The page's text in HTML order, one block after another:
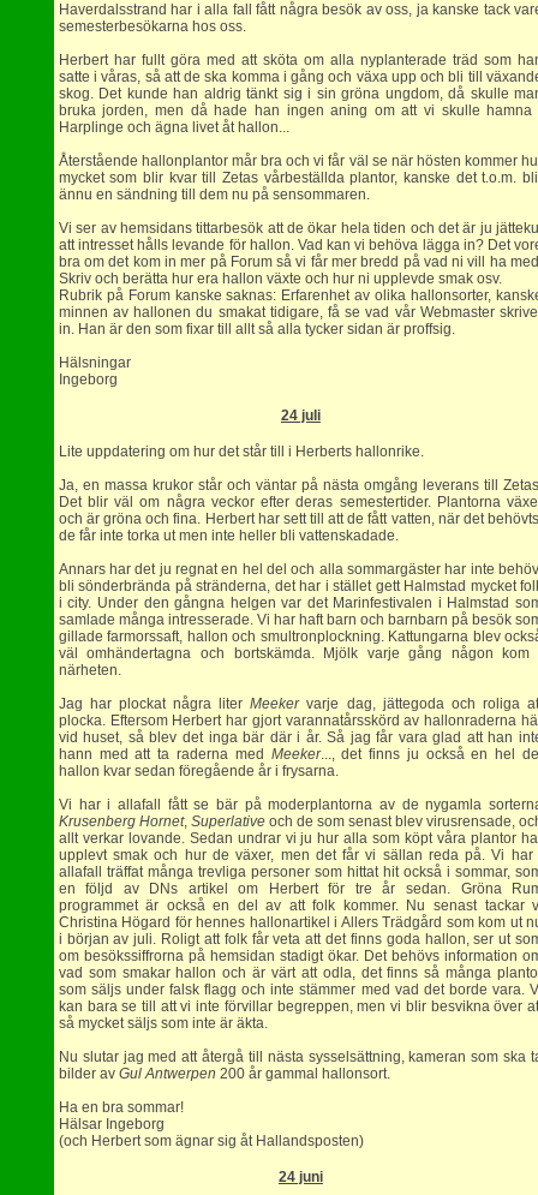
Haverdalsstrand har i alla fall fått några besök av oss, ja kanske tack
semesterbesökarna hos oss.
Herbert har fullt göra med att sköta om alla nyplanterade träd som
satte i våras, så att de ska komma i gång och växa upp och bli till
skog. Det kunde han aldrig tänkt sig i sin gröna ungdom, då skulle
bruka jorden, men då hade han ingen aning om att vi skulle hamna
Harplinge och ägna livet åt hallon...
Återstående hallonplantor mår bra och vi får väl se när hösten kommer
mycket som blir kvar till Zetas vårbeställda plantor, kanske det t.o.m.
ännu en sändning till dem nu på sensommaren.
Vi ser av hemsidans tittarbesök att de ökar hela tiden och det är ju
att intresset hålls levande för hallon. Vad kan vi behöva lägga in? Det
bra om det kom in mer på Forum så vi får mer bredd på vad ni vill ha
Skriv och berätta hur era hallon växte och hur ni upplevde smak osv.
Rubrik på Forum kanske saknas: Erfarenhet av olika hallonsorter,
minnen av hallonen du smakat tidigare, få se vad vår Webmaster
in. Han är den som fixar till allt så alla tycker sidan är proffsig.
Hälsningar
Ingeborg
24 juli
Lite uppdatering om hur det står till i Herberts hallonrike.
Ja, en massa krukor står och väntar på nästa omgång leverans till
Det blir väl om några veckor efter deras semestertider. Plantorna
och är gröna och fina. Herbert har sett till att de fått vatten, när det
de får inte torka ut men inte heller bli vattenskadade.
Annars har det ju regnat en hel del och alla sommargäster har inte
bli sönderbrända på stränderna, det har i stället gett Halmstad mycket
i city. Under den gångna helgen var det Marinfestivalen i Halmstad
samlade många intresserade. Vi har haft barn och barnbarn på besök
gillade farmorssaft, hallon och smultronplockning. Kattungarna blev
väl omhändertagna och bortskämda. Mjölk varje gång någon kom
närheten.
Jag har plockat några literMeekervarje dag, jättegoda och roliga
plocka. Eftersom Herbert har gjort varannatårsskörd av hallonraderna
vid huset, så blev det inga bär där i år. Så jag får vara glad att han
hann med att ta raderna med Meeker..., det finns ju också en hel
hallon kvar sedan föregående år i frysarna.
Vi har i allafall fått se bär på moderplantorna av de nygamla
Krusenberg Hornet, Superlativeoch de som senast blev virusrensade,
allt verkar lovande. Sedan undrar vi ju hur alla som köpt våra plantor
upplevt smak och hur de växer, men det får vi sällan reda på. Vi har
allafall träffat många trevliga personer som hittat hit också i sommar,
en följd av DNs artikel om Herbert för tre år sedan. Gröna
programmet är också en del av att folk kommer. Nu senast tackar
Christina Högard för hennes hallonartikel i Allers Trädgård som kom ut
i början av juli. Roligt att folk får veta att det finns goda hallon, ser ut
om besökssiffrorna på hemsidan stadigt ökar. Det behövs information
vad som smakar hallon och är värt att odla, det finns så många
som säljs under falsk flagg och inte stämmer med vad det borde vara.
kan bara se till att vi inte förvillar begreppen, men vi blir besvikna över
så mycket säljs som inte är äkta.
Nu slutar jag med att återgå till nästa sysselsättning, kameran som ska
bilder av Gul Antwerpen 200 år gammal hallonsort.
Ha en bra sommar!
Hälsar Ingeborg
(och Herbert som ägnar sig åt Hallandsposten)
24 juni